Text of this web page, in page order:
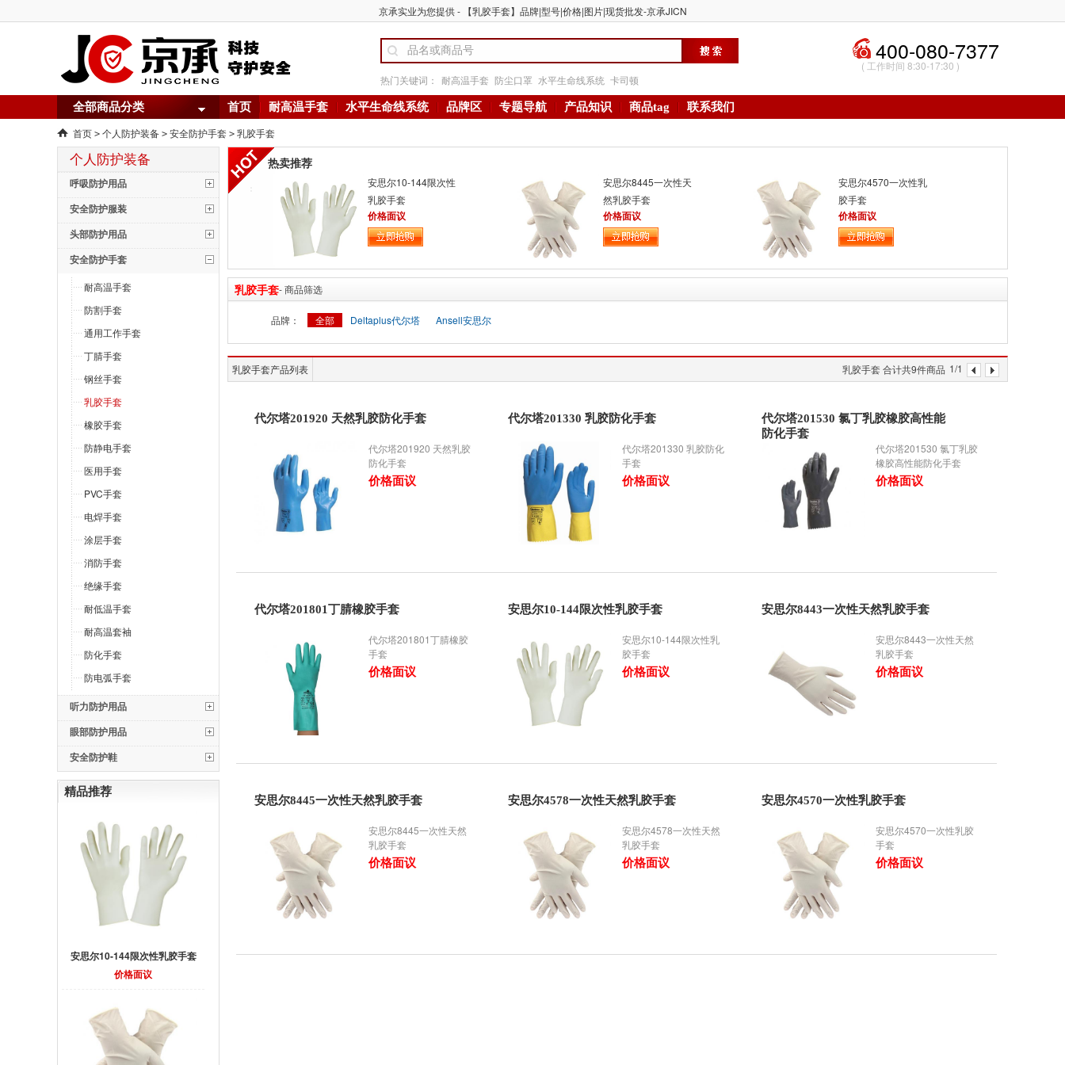
京承实业为您提供 - 【乳胶手套】品牌|型号|价格|图片|现货批发-京承JICN
热门关键词： 耐高温手套 防尘口罩 水平生命线系统 卡司顿
400-080-7377
( 工作时间 8:30-17:30 )
全部商品分类 首页 耐高温手套 水平生命线系统 品牌区 专题导航 产品知识 商品tag 联系我们
首页 > 个人防护装备 > 安全防护手套 > 乳胶手套
个人防护装备
呼吸防护用品
安全防护服装
头部防护用品
安全防护手套
耐高温手套
防割手套
通用工作手套
丁腈手套
钢丝手套
乳胶手套
橡胶手套
防静电手套
医用手套
PVC手套
电焊手套
涂层手套
消防手套
绝缘手套
耐低温手套
耐高温套袖
防化手套
防电弧手套
听力防护用品
眼部防护用品
安全防护鞋
精品推荐
安思尔10-144限次性乳胶手套
价格面议
热卖推荐
安思尔10-144限次性
乳胶手套
价格面议
安思尔8445一次性天
然乳胶手套
价格面议
安思尔4570一次性乳
胶手套
价格面议
乳胶手套- 商品筛选
品牌： 全部 Deltaplus代尔塔 Ansell安思尔
乳胶手套产品列表 乳胶手套 合计共9件商品 1/1
代尔塔201920 天然乳胶防化手套
代尔塔201920 天然乳胶
防化手套
价格面议
代尔塔201330 乳胶防化手套
代尔塔201330 乳胶防化
手套
价格面议
代尔塔201530 氯丁乳胶橡胶高性能
防化手套
代尔塔201530 氯丁乳胶
橡胶高性能防化手套
价格面议
代尔塔201801丁腈橡胶手套
代尔塔201801丁腈橡胶
手套
价格面议
安思尔10-144限次性乳胶手套
安思尔10-144限次性乳
胶手套
价格面议
安思尔8443一次性天然乳胶手套
安思尔8443一次性天然
乳胶手套
价格面议
安思尔8445一次性天然乳胶手套
安思尔8445一次性天然
乳胶手套
价格面议
安思尔4578一次性天然乳胶手套
安思尔4578一次性天然
乳胶手套
价格面议
安思尔4570一次性乳胶手套
安思尔4570一次性乳胶
手套
价格面议